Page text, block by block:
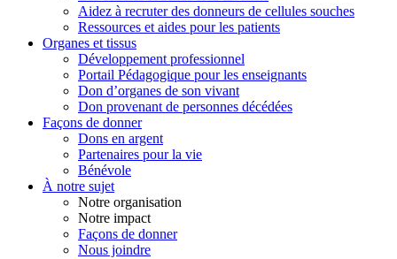
Aidez à recruter des donneurs de cellules souches
Ressources et aides pour les patients
Organes et tissus
Développement professionnel
Portail Pédagogique pour les enseignants
Don d’organes de son vivant
Don provenant de personnes décédées
Façons de donner
Dons en argent
Partenaires pour la vie
Bénévole
À notre sujet
Notre organisation
Notre impact
Façons de donner
Nous joindre